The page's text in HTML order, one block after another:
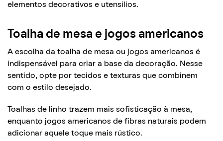
elementos decorativos e utensílios.
Toalha de mesa e jogos americanos
A escolha da toalha de mesa ou jogos americanos é
indispensável para criar a base da decoração. Nesse
sentido, opte por tecidos e texturas que combinem
com o estilo desejado.
Toalhas de linho trazem mais sofisticação à mesa,
enquanto jogos americanos de fibras naturais podem
adicionar aquele toque mais rústico.